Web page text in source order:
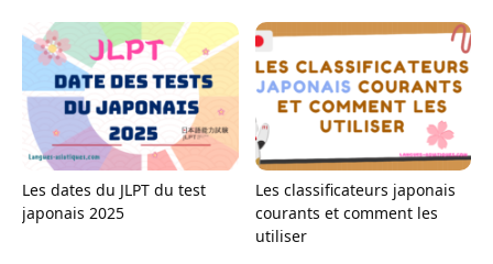
Les dates du JLPT du test
japonais 2025
Les classificateurs japonais
courants et comment les
utiliser